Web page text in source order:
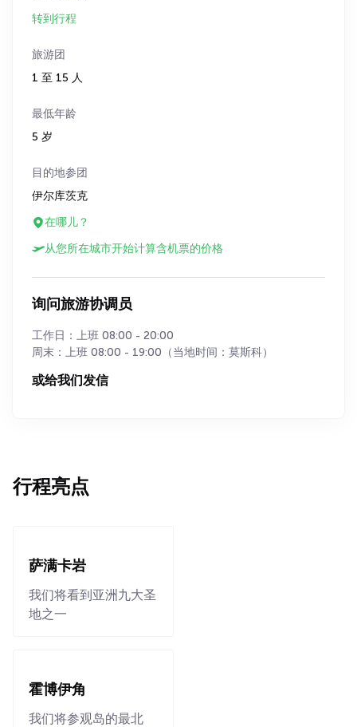
转到行程
旅游团
1 至 15 人
最低年龄
5 岁
目的地参团
伊尔库茨克
在哪儿？
从您所在城市开始计算含机票的价格
询问旅游协调员
工作日：上班 08:00 - 20:00
周末：上班 08:00 - 19:00（当地时间：莫斯科）
或给我们发信
行程亮点
萨满卡岩
我们将看到亚洲九大圣
地之一
霍博伊角
我们将参观岛的最北